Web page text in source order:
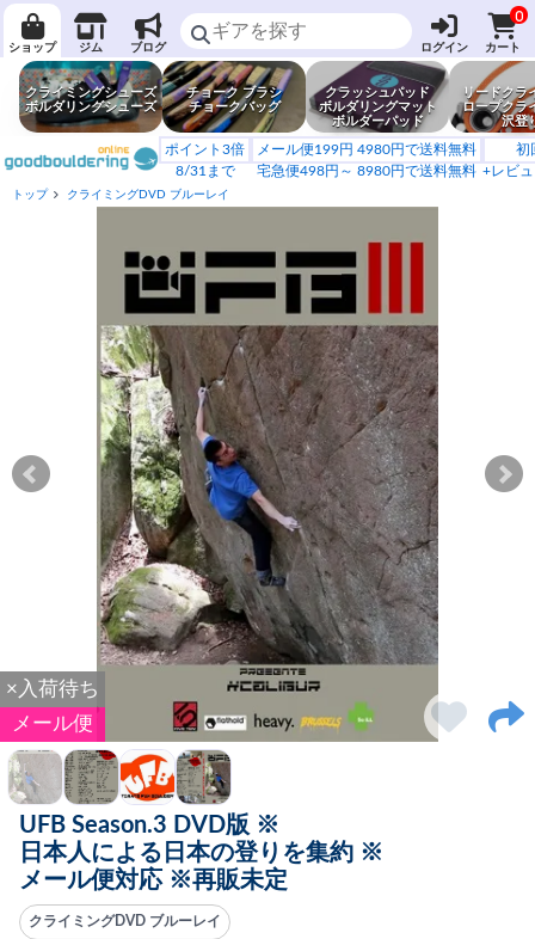
ショップ ジム ブログ ログイン
0
カート
クライミングシューズ
ボルダリングシューズ
チョーク ブラシ
チョークバッグ
クラッシュパッド
ボルダリングマット
ボルダーパッド
リードクラ
ロープクラ
沢登
ポイント3倍
8/31まで
メール便199円 4980円で送料無料
宅急便498円～ 8980円で送料無料
初
+レビ
トップ クライミングDVD ブルーレイ
×入荷待ち
メール便
UFB Season.3 DVD版 ※
日本人による日本の登りを集約 ※
メール便対応 ※再販未定
クライミングDVD ブルーレイ